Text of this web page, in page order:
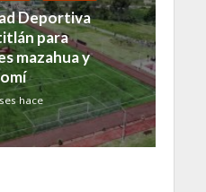
Deportiva
para
mazahua y
hace